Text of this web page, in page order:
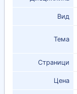
Вид
Тема
Страници
Цена